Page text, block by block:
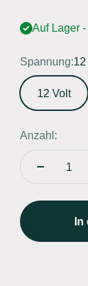
Auf Lager
Spannung:12
12 Volt
Anzahl: